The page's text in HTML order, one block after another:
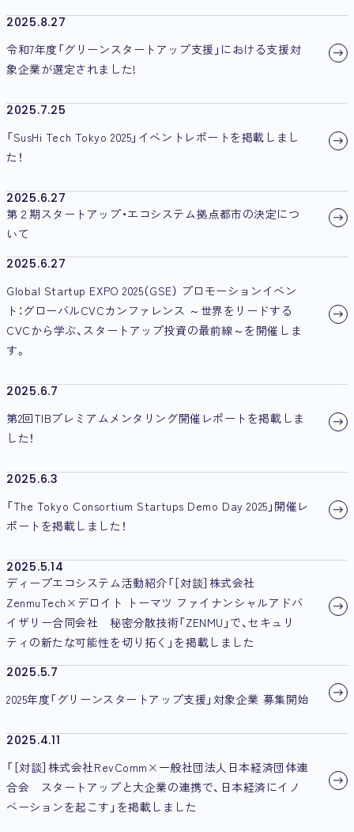
2025.8.27
令和7年度「グリーンスタートアップ支援」における支援対
象企業が選定されました!
2025.7.25
「SusHi Tech Tokyo 2025」イベントレポートを掲載しまし
た！
2025.6.27
第２期スタートアップ・エコシステム拠点都市の決定につ
いて
2025.6.27
Global Startup EXPO 2025（GSE） プロモーションイベン
ト：グローバルCVCカンファレンス ～世界をリードする
CVCから学ぶ、スタートアップ投資の最前線～を開催しま
す。
2025.6.7
第2回TIBプレミアムメンタリング開催レポートを掲載しま
した！
2025.6.3
「The Tokyo Consortium Startups Demo Day 2025」開催レ
ポートを掲載しました！
2025.5.14
ディープエコシステム活動紹介「［対談］株式会社
ZenmuTech×デロイト トーマツ ファイナンシャルアドバ
イザリー合同会社 秘密分散技術「ZENMU」で、セキュリ
ティの新たな可能性を切り拓く」を掲載しました
2025.5.7
2025年度「グリーンスタートアップ支援」対象企業 募集開始
2025.4.11
「［対談］株式会社RevComm×一般社団法人日本経済団体連
合会 スタートアップと大企業の連携で、日本経済にイノ
ベーションを起こす」を掲載しました